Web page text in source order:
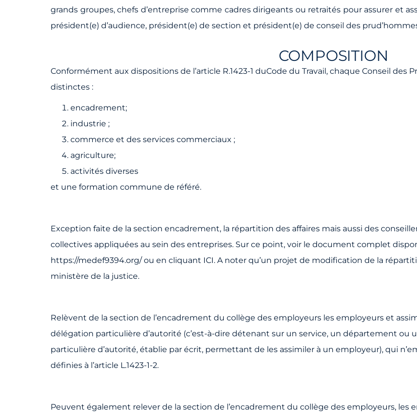
grands groupes, chefs d’entreprise comme cadres dirigeants ou retraités pour assurer et
président(e) d’audience, président(e) de section et président(e) de conseil des
COMPOSITION
Conformément aux dispositions de l’article R.1423-1 duCode du Travail, chaque Conseil des
distinctes :
encadrement;
industrie ;
commerce et des services commerciaux ;
agriculture;
activités diverses
et une formation commune de référé.
Exception faite de la section encadrement, la répartition des affaires mais aussi des
collectives appliquées au sein des entreprises. Sur ce point, voir le document complet
https://medef9394.org/ ou en cliquant ICI. A noter qu’un projet de modification de la
ministère de la justice.
Relèvent de la section de l’encadrement du collège des employeurs les employeurs et
délégation particulière d’autorité (c’est-à-dire détenant sur un service, un département ou
particulière d’autorité, établie par écrit, permettant de les assimiler à un employeur), qui
définies à l’article L.1423-1-2.
Peuvent également relever de la section de l’encadrement du collège des employeurs, les